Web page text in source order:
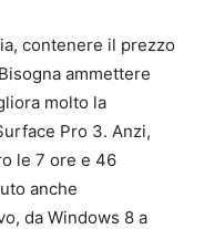
contenere il prezzo
ammettere
molto la
Pro 3. Anzi,
le 7 ore e 46
anche
da Windows 8 a